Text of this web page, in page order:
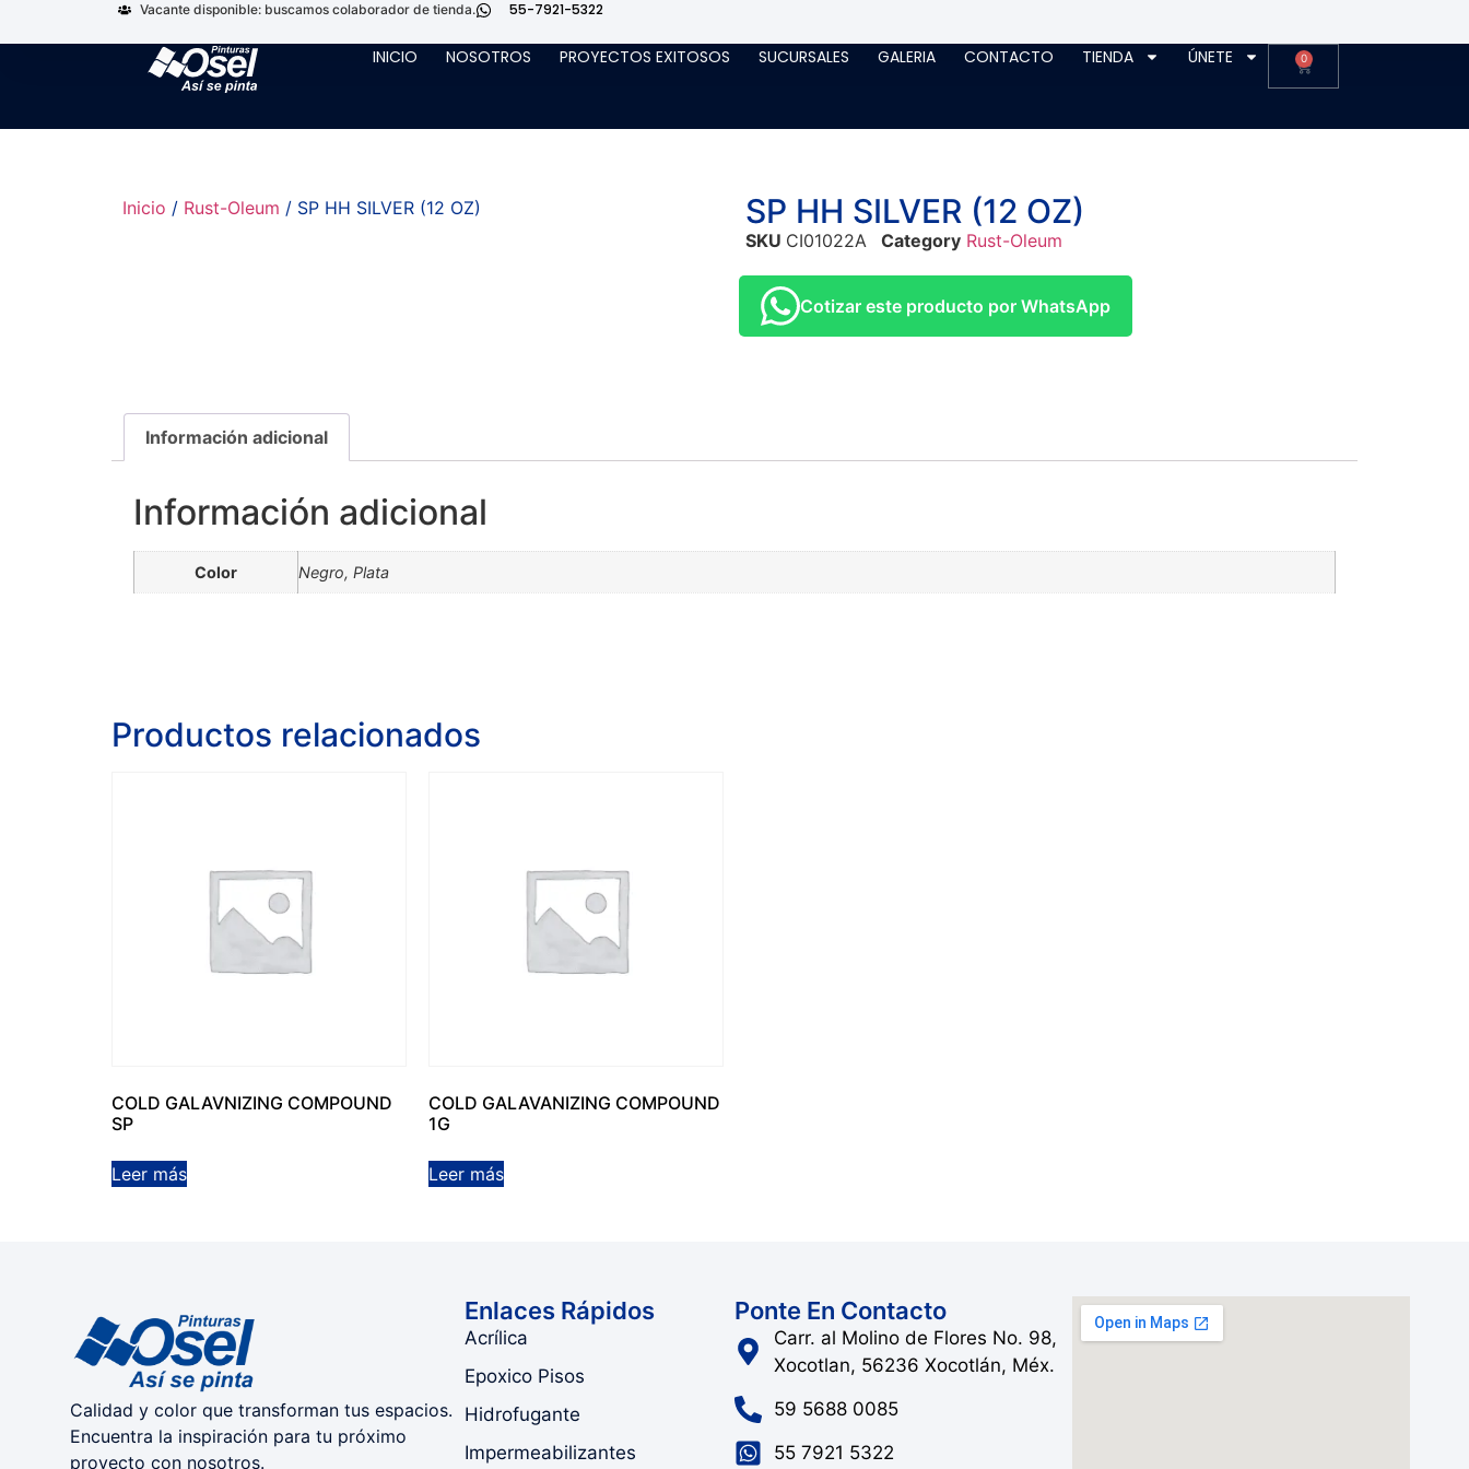
Vacante disponible: buscamos colaborador de tienda. 55-7921-5322
INICIO NOSOTROS PROYECTOS EXITOSOS SUCURSALES GALERIA CONTACTO TIENDA ÚNETE 0
Inicio / Rust-Oleum / SP HH SILVER (12 OZ) SP HH SILVER (12 OZ)
SKU CI01022A Category Rust-Oleum
Cotizar este producto por WhatsApp
Información adicional
Información adicional
Color Negro, Plata
Productos relacionados
COLD GALAVNIZING COMPOUND
SP
Leer más
COLD GALAVANIZING COMPOUND
1G
Leer más
Calidad y color que transforman tus espacios.
Encuentra la inspiración para tu próximo
proyecto con nosotros.
Enlaces Rápidos
Acrílica
Epoxico Pisos
Hidrofugante
Impermeabilizantes
Ponte En Contacto
Carr. al Molino de Flores No. 98,
Xocotlan, 56236 Xocotlán, Méx.
59 5688 0085
55 7921 5322